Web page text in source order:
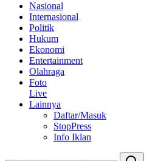
Nasional
Internasional
Politik
Hukum
Ekonomi
Entertainment
Olahraga
Foto
Live
Lainnya
Daftar/Masuk
StopPress
Info Iklan